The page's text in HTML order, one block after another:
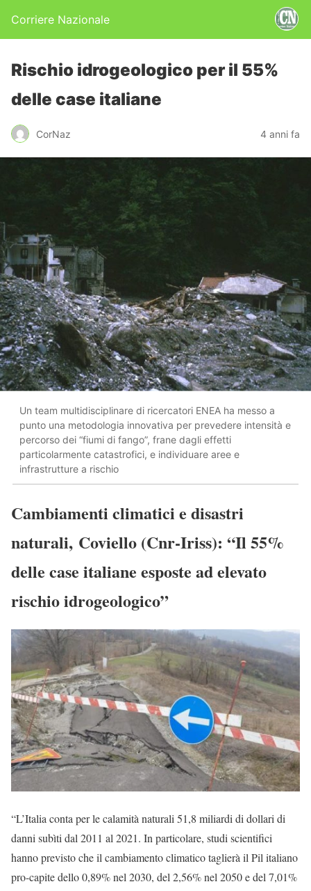
Corriere Nazionale
Rischio idrogeologico per il 55%
delle case italiane
CorNaz 4 anni fa
Un team multidisciplinare di ricercatori ENEA ha messo a
punto una metodologia innovativa per prevedere intensità e
percorso dei “fiumi di fango”, frane dagli effetti
particolarmente catastrofici, e individuare aree e
infrastrutture a rischio
Cambiamenti climatici e disastri
naturali, Coviello (Cnr-Iriss): “Il 55%
delle case italiane esposte ad elevato
rischio idrogeologico”
“L’Italia conta per le calamità naturali 51,8 miliardi di dollari di
danni subìti dal 2011 al 2021. In particolare, studi scientifici
hanno previsto che il cambiamento climatico taglierà il Pil italiano
pro-capite dello 0,89% nel 2030, del 2,56% nel 2050 e del 7,01%